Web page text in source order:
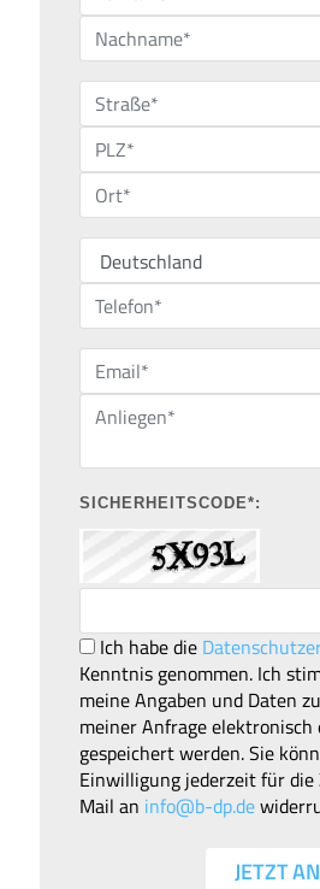
SICHERHEITSCODE*:
Ich habe die
Kenntnis genommen. Ich
meine Angaben und Daten
meiner Anfrage elektronisch
gespeichert werden. Sie
Einwilligung jederzeit für
Mail an info@b-dp.de
JETZT